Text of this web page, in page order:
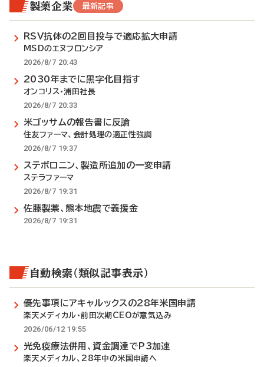
製薬企業 最新記事
RSV抗体の2回目投与で適応拡大申請
MSDのエヌフロンシア
2026/8/7 20:43
2030年までに黒字化目指す
オンコリス・浦田社長
2026/8/7 20:33
米ゴッサムの報告書に反論
住友ファーマ、会計処理の適正性強調
2026/8/7 19:37
ステボロニン、製造所追加の一変申請
ステラファーマ
2026/8/7 19:31
佐藤製薬、熊本地震で義援金
2026/8/7 19:31
自動検索（類似記事表示）
優先事項にアキャルックスの28年米国申請
楽天メディカル・前田次期CEOが意気込み
2026/06/12 19:55
光免疫療法併用、資金調達でP3加速
楽天メディカル、28年中の米国申請へ